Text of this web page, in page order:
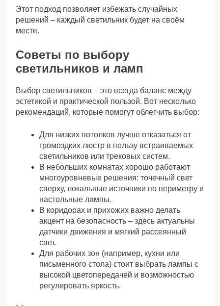
Этот подход позволяет избежать случайных
решений – каждый светильник будет на своём
месте.
Советы по выбору
светильников и ламп
Выбор светильников – это всегда баланс между
эстетикой и практической пользой. Вот несколько
рекомендаций, которые помогут облегчить выбор:
Для низких потолков лучше отказаться от
громоздких люстр в пользу встраиваемых
светильников или трековых систем.
В небольших комнатах хорошо работают
многоуровневые решения: точечный свет
сверху, локальные источники по периметру и
настольные лампы.
В коридорах и прихожих важно делать
акцент на безопасность – здесь актуальны
датчики движения и мягкий рассеянный
свет.
Для рабочих зон (например, кухни или
письменного стола) стоит выбрать лампы с
высокой цветопередачей и возможностью
регулировать яркость.